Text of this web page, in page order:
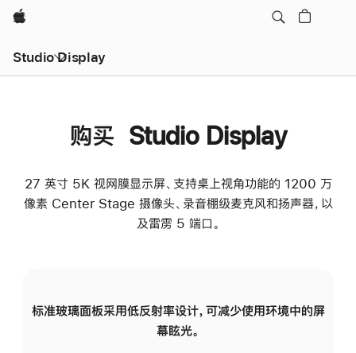
Apple
Studio Display
购买 Studio Display
27 英寸 5K 视网膜显示屏、支持桌上视角功能的 1200 万
像素 Center Stage 摄像头、录音棚级麦克风和扬声器，以
及雷雳 5 端口。
标准玻璃面板采用低反射率设计，可减少使用环境中的屏
幕眩光。